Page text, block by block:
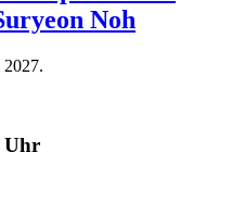
Noh
2027.
Uhr